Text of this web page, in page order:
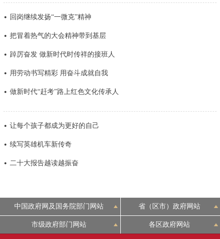
决策公开 专题公开
政务服务
便民服务 利企服务 投资项目
中介服务
政民互动
回岗继续发扬“一微克”精神
把冒着热气的大会精神带到基层
踔厉奋发 做新时代时传祥的接班人
用劳动书写精彩 用奋斗成就自我
做新时代“赶考”路上红色文化传承人
让每个孩子都成为更好的自己
续写英雄机车新传奇
二十大报告越读越振奋
中国政府网及国务院部门网站 省（区市）政府网站
市级政府部门网站 各区政府网站